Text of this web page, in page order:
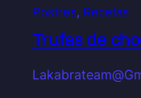
Postres, Recetas
Trufas de